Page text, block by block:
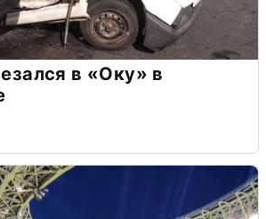
в «Оку» в